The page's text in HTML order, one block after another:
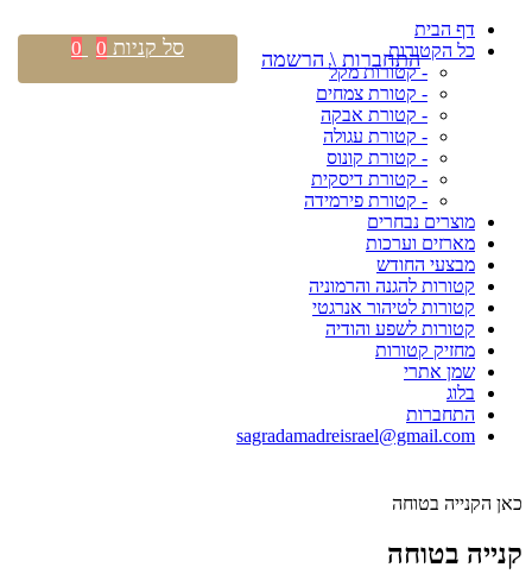
דף הבית
כל הקטורות
- קטורות מקל
- קטורת צמחים
- קטורת אבקה
- קטורת עגולה
- קטורת קונוס
- קטורת דיסקית
- קטורת פירמידה
מוצרים נבחרים
מארזים וערכות
מבצעי החודש
קטורות להגנה והרמוניה
קטורות לטיהור אנרגטי
קטורות לשפע והודיה
מחזיק קטורות
שמן אתרי
בלוג
התחברות
sagradamadreisrael@gmail.com
כאן הקנייה בטוחה
קנייה בטוחה
התחברות \ הרשמה סל קניות 0
0